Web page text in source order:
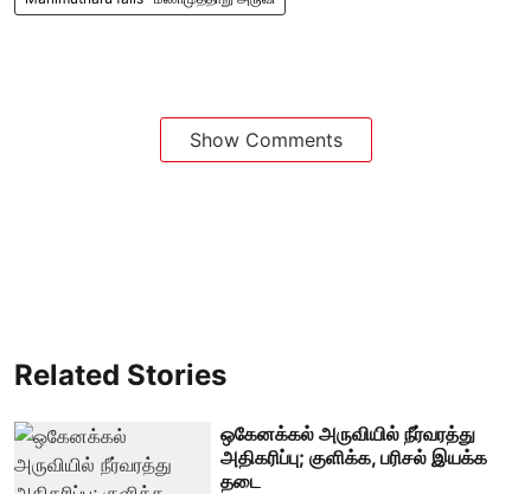
Show Comments
Related Stories
ஒகேனக்கல் அருவியில் நீர்வரத்து
அதிகரிப்பு; குளிக்க, பரிசல் இயக்க
தடை